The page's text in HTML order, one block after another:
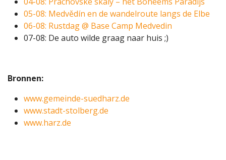
05-08: Medvědín en de wandelroute langs de Elbe
06-08: Rustdag @ Base Camp Medvedin
07-08: De auto wilde graag naar huis ;)
Bronnen:
www.gemeinde-suedharz.de
www.stadt-stolberg.de
www.harz.de